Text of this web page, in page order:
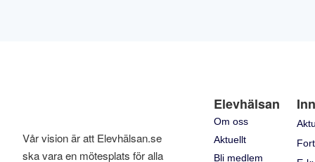
Vår vision är att Elevhälsan.se
ska vara en mötesplats för alla
Elevhälsan
Om oss
Aktuellt
Bli medlem